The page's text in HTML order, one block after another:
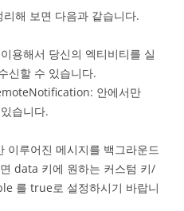
해 보면 다음과 같습니다.
용해서 당신의 엑티비티를 실
신할 수 있습니다.
안에서만
습니다.
이루어진 메시지를 백그라운드
data 키에 원하는 커스텀 키/
를 true로 설정하시기 바랍니